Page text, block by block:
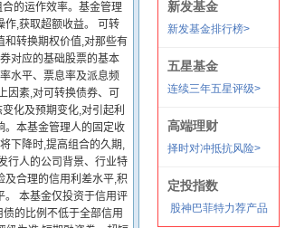
的运作效率。基金管理
作,获取超额收益。 可转
和转换期权价值,对那些有
对应的基础股票的基本
水平、票息率及派息频
素,对可转换债券、可
化及预期变化,对引起利
。本基金管理人的固定收
下降时,提高组合的久期,
行人的公司背景、行业特
合理的信用利差水平,积
。 本基金仅投资于信用评
的比例不低于全部信用